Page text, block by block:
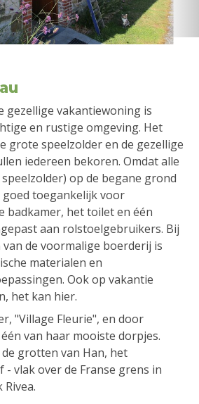
gezellige vakantiewoning is
en rustige omgeving. Het
grote speelzolder en de gezellige
iedereen bekoren. Omdat alle
op de begane grond
toegankelijk voor
badkamer, het toilet en één
aan rolstoelgebruikers. Bij
de voormalige boerderij is
materialen en
Ook op vakantie
het kan hier.
"Village Fleurie", en door
van haar mooiste dorpjes.
grotten van Han, het
- vlak over de Franse grens in